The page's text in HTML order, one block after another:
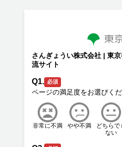
さんぎょうい株式会社 | 東
流サイト
Q1. 必須
非常に不満 やや不満
どちらで
ない